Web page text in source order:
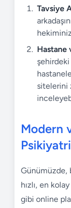
Tavsiye
Hastane
sitelerini
Modern
Günümüzde,
hızlı, en
gibi online